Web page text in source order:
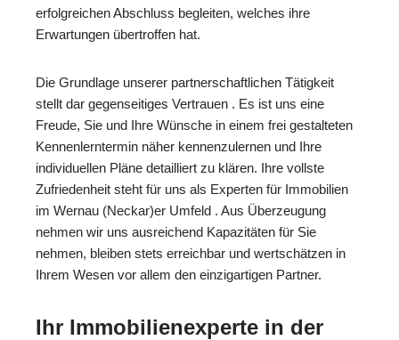
erfolgreichen Abschluss begleiten, welches ihre
Erwartungen übertroffen hat.
Die Grundlage unserer partnerschaftlichen Tätigkeit
stellt dar gegenseitiges Vertrauen . Es ist uns eine
Freude, Sie und Ihre Wünsche in einem frei gestalteten
Kennenlerntermin näher kennenzulernen und Ihre
individuellen Pläne detailliert zu klären. Ihre vollste
Zufriedenheit steht für uns als Experten für Immobilien
im Wernau (Neckar)er Umfeld . Aus Überzeugung
nehmen wir uns ausreichend Kapazitäten für Sie
nehmen, bleiben stets erreichbar und wertschätzen in
Ihrem Wesen vor allem den einzigartigen Partner.
Ihr Immobilienexperte in der